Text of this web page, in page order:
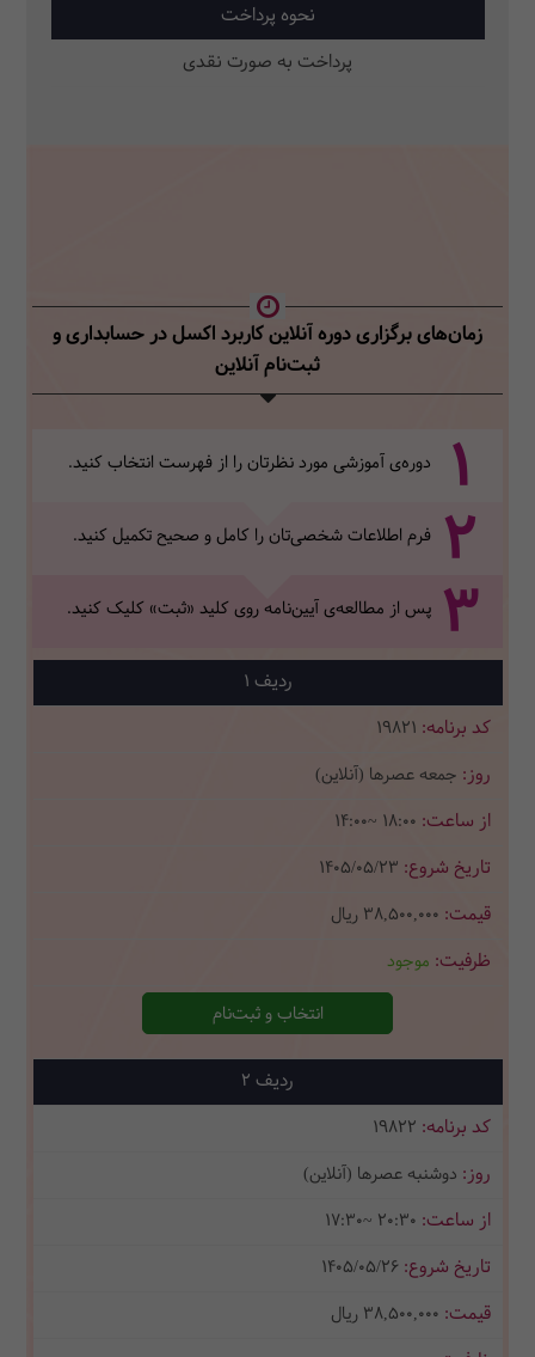
نحوه پرداخت
پرداخت به صورت نقدی
زمان‌های برگزاری دوره آنلاین کاربرد اکسل در حسابداریو
ثبت‌نام آنلاین
1 دوره‌ی آموزشی مورد نظرتان را از فهرست انتخاب کنید.
2 فرم اطلاعات شخصی‌تان‌ را کامل و صحیح تکمیل کنید.
3 پس از مطالعه‌ی آیین‌نامه روی کلید «ثبت» کلیک کنید.
1
19821
جمعه عصرها (آنلاین)
14:00~ 18:00
1405/05/23
38,500,000 ریال
موجود
انتخاب و ثبت‌نام
2
19822
دوشنبه عصرها (آنلاین)
17:30~ 20:30
1405/05/26
38,500,000 ریال